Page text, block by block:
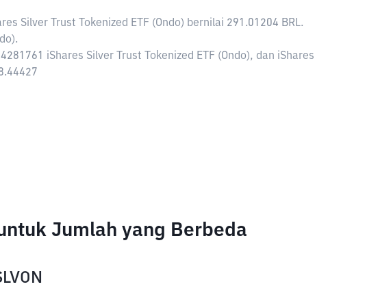
Silver Trust Tokenized ETF (Ondo) bernilai 291.01204 BRL.
iShares Silver Trust Tokenized ETF (Ondo), dan iShares
Jumlah yang Berbeda